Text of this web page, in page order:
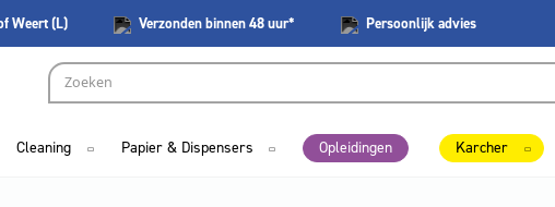
Weert (L) Verzondenbinnen 48 uur* Persoonlijkadvies
Cleaning Papier & Dispensers Opleidingen Karcher